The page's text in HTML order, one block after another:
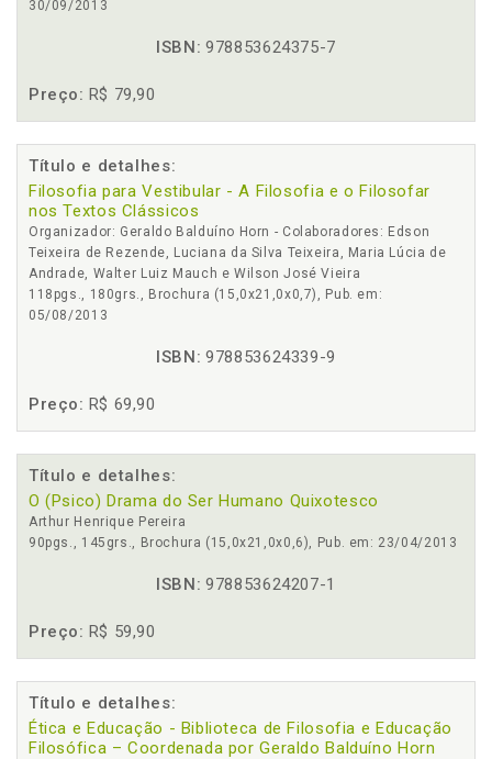
30/09/2013
ISBN: 978853624375-7
Preço: R$ 79,90
Título e detalhes:
Filosofia para Vestibular - A Filosofia e o Filosofar
nos Textos Clássicos
Organizador: Geraldo Balduíno Horn - Colaboradores: Edson
Teixeira de Rezende, Luciana da Silva Teixeira, Maria Lúcia de
Andrade, Walter Luiz Mauch e Wilson José Vieira
118pgs., 180grs., Brochura (15,0x21,0x0,7), Pub. em:
05/08/2013
ISBN: 978853624339-9
Preço: R$ 69,90
Título e detalhes:
O (Psico) Drama do Ser Humano Quixotesco
Arthur Henrique Pereira
90pgs., 145grs., Brochura (15,0x21,0x0,6), Pub. em: 23/04/2013
ISBN: 978853624207-1
Preço: R$ 59,90
Título e detalhes:
Ética e Educação - Biblioteca de Filosofia e Educação
Filosófica – Coordenada por Geraldo Balduíno Horn